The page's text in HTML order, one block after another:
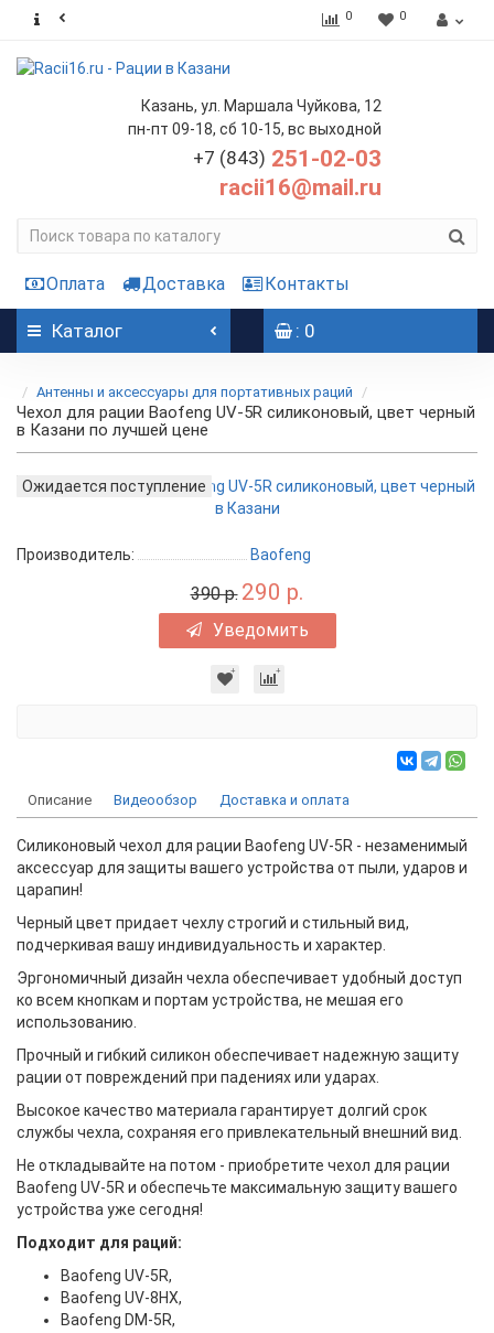
0 0
Казань, ул. Маршала Чуйкова, 12
пн-пт 09-18, сб 10-15, вс выходной
+7 (843) 251-02-03
racii16@mail.ru
Оплата Доставка Контакты
Каталог : 0
Антенны и аксессуары для портативных раций
Чехол для рации Baofeng UV-5R силиконовый, цвет черный
в Казани по лучшей цене
Ожидается поступление
Производитель: Baofeng
390 р. 290 р.
Уведомить
Описание Видеообзор Доставка и оплата
Силиконовый чехол для рации Baofeng UV-5R - незаменимый
аксессуар для защиты вашего устройства от пыли, ударов и
царапин!
Черный цвет придает чехлу строгий и стильный вид,
подчеркивая вашу индивидуальность и характер.
Эргономичный дизайн чехла обеспечивает удобный доступ
ко всем кнопкам и портам устройства, не мешая его
использованию.
Прочный и гибкий силикон обеспечивает надежную защиту
рации от повреждений при падениях или ударах.
Высокое качество материала гарантирует долгий срок
службы чехла, сохраняя его привлекательный внешний вид.
Не откладывайте на потом - приобретите чехол для рации
Baofeng UV-5R и обеспечьте максимальную защиту вашего
устройства уже сегодня!
Подходит для раций:
Baofeng UV-5R,
Baofeng UV-8HX,
Baofeng DM-5R,